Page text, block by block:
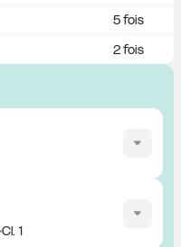
5 fois
2 fois
Cl. 1